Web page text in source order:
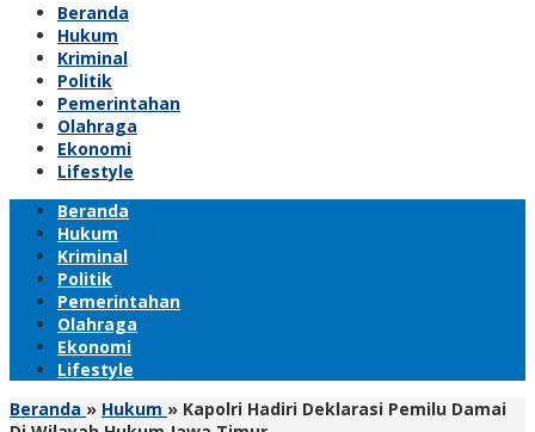
Beranda
Hukum
Kriminal
Politik
Pemerintahan
Olahraga
Ekonomi
Lifestyle
Beranda
Hukum
Kriminal
Politik
Pemerintahan
Olahraga
Ekonomi
Lifestyle
Beranda » Hukum » Kapolri Hadiri Deklarasi Pemilu Damai